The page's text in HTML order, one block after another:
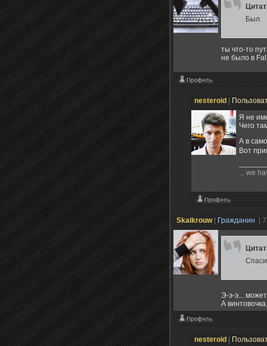
Был
ты что-то
не было в
nesteroid
Я не
Чего
А в
Вот
... we
Skaikrouw| Гражданин |
Э-э-э...
А
nesteroid